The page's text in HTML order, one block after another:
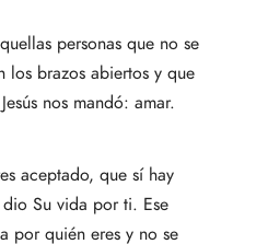
personas que no se
los brazos abiertos y que
nos mandó: amar.
aceptado, que sí hay
Su vida por ti. Ese
por quién eres y no se